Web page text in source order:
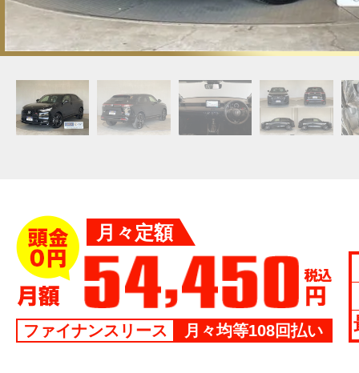
月々定額
ファイナンスリース 月々均等108回払い